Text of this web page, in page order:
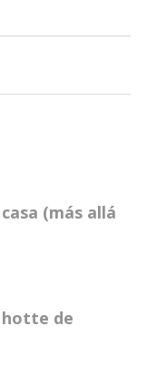
(más allá
de